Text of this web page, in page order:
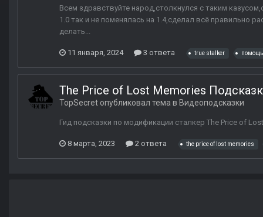
Всем здравствуйте народ,столкнулся с таким
1.0 так и не поменялась на 1.4,сделал всё правильно
делать...
11 января, 2024 3 ответа true stalker помощь
The Price of Lost Memories
TopSecret опубликовал тема в Видеоподсказки
Гид подсказки по модификации сталкер The Price of
8 марта, 2023 2 ответа the price of lost memories